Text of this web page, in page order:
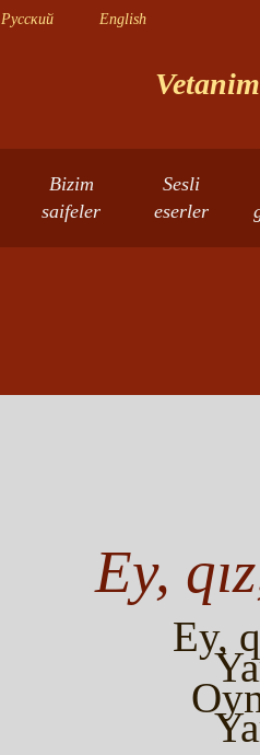
Русский English
Bizim
saifeler
Sesli
eserler
Ey,
Ey,